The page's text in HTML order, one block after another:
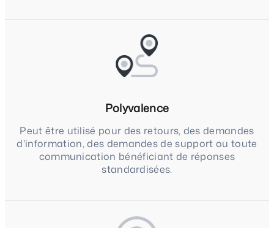
Polyvalence
Peut être utilisé pour des retours, des demandes
d'information, des demandes de support ou toute
communication bénéficiant de réponses
standardisées.